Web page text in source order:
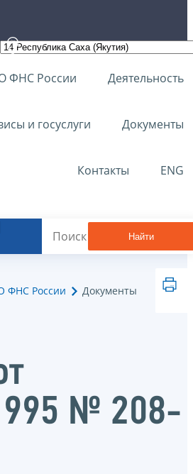
ФНС России Деятельность
и госуслуги Документы
Контакты ENG
Найти
ФНС России Документы
№ 208-